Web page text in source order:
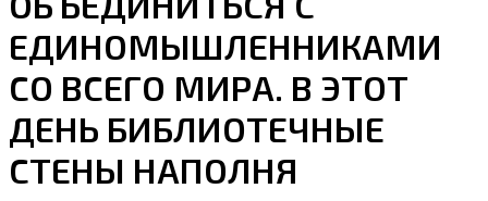
ЕДИНОМЫШЛЕННИКАМИ
СО ВСЕГО МИРА. В ЭТОТ
ДЕНЬ БИБЛИОТЕЧНЫЕ
СТЕНЫ НАПОЛНЯ